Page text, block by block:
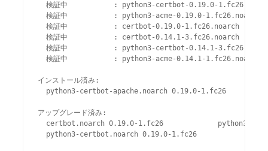
検証中           : python3-certbot-0.19.0-
検証中           : python3-acme-0.19.0-1.fc26.noarch
検証中           : certbot-0.19.0-1.fc26.noarch
検証中           : certbot-0.14.1-3.fc26.noarch
検証中           : python3-certbot-0.14.1-
検証中           : python3-acme-0.14.1-1.fc26.noarch
インストール済み:
  python3-certbot-apache.noarch 0.19.0-1.fc26
アップグレード済み:
certbot.noarch 0.19.0-1.fc26             python3-
  python3-certbot.noarch 0.19.0-1.fc26